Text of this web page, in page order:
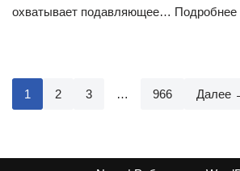
охватывает подавляющее… Подробнее
1 2 3 … 966 Далее